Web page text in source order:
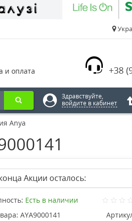
+38
и оплата
Здравствуйте,
войдите в кабинет
Anya
Акции осталось:
Есть в наличии
AYA9000141